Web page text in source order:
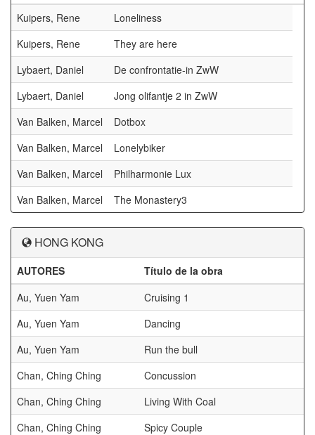
Kuipers, Rene
Loneliness
Kuipers, Rene
They are here
Lybaert, Daniel
De confrontatie-in ZwW
Lybaert, Daniel
Jong olifantje 2 in ZwW
Van Balken, Marcel
Dotbox
Van Balken, Marcel
Lonelybiker
Van Balken, Marcel
Philharmonie Lux
Van Balken, Marcel
The Monastery3
HONG KONG
AUTORES Título de la obra
Au, Yuen Yam
Cruising 1
Au, Yuen Yam
Dancing
Au, Yuen Yam
Run the bull
Chan, Ching Ching
Concussion
Chan, Ching Ching
Living With Coal
Chan, Ching Ching
Spicy Couple